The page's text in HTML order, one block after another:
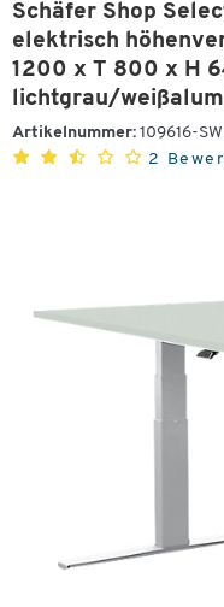
Schäfer Shop
elektrisch
1200 x T 800 x H
lichtgrau/
Artikelnummer: 109616-
2